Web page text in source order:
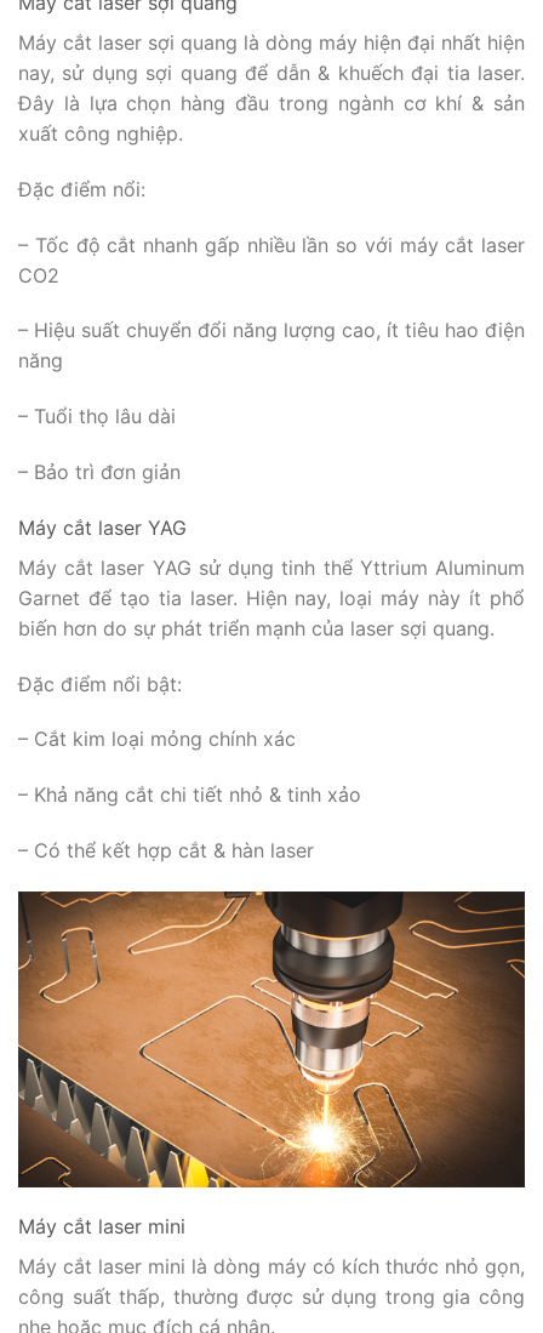
Máy cắt laser sợi quang là dòng máy hiện đại nhất hiện
nay, sử dụng sợi quang để dẫn & khuếch đại tia laser.
Đây là lựa chọn hàng đầu trong ngành cơ khí & sản
xuất công nghiệp.
Đặc điểm nổi:
– Tốc độ cắt nhanh gấp nhiều lần so với máy cắt laser
CO2
– Hiệu suất chuyển đổi năng lượng cao, ít tiêu hao điện
năng
– Tuổi thọ lâu dài
– Bảo trì đơn giản
Máy cắt laser YAG
Máy cắt laser YAG sử dụng tinh thể Yttrium Aluminum
Garnet để tạo tia laser. Hiện nay, loại máy này ít phổ
biến hơn do sự phát triển mạnh của laser sợi quang.
Đặc điểm nổi bật:
– Cắt kim loại mỏng chính xác
– Khả năng cắt chi tiết nhỏ & tinh xảo
– Có thể kết hợp cắt & hàn laser
Máy cắt laser mini
Máy cắt laser mini là dòng máy có kích thước nhỏ gọn,
công suất thấp, thường được sử dụng trong gia công
nhẹ hoặc mục đích cá nhân.